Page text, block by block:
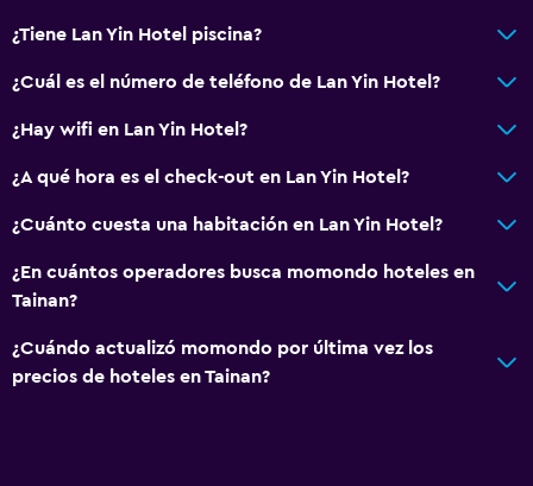
¿Tiene Lan Yin Hotel piscina?
¿Cuál es el número de teléfono de Lan Yin Hotel?
¿Hay wifi en Lan Yin Hotel?
¿A qué hora es el check-out en Lan Yin Hotel?
¿Cuánto cuesta una habitación en Lan Yin Hotel?
¿En cuántos operadores busca momondo hoteles en
Tainan?
¿Cuándo actualizó momondo por última vez los
precios de hoteles en Tainan?